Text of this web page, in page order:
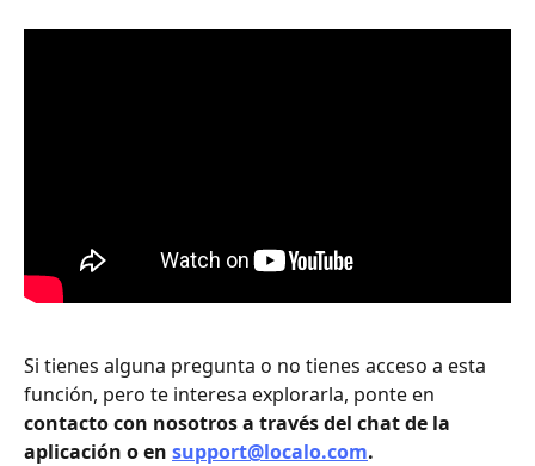
Si tienes alguna pregunta o no tienes acceso a esta
función, pero te interesa explorarla, ponte en
contacto con nosotros a través del chat de la
aplicación o en support@localo.com.